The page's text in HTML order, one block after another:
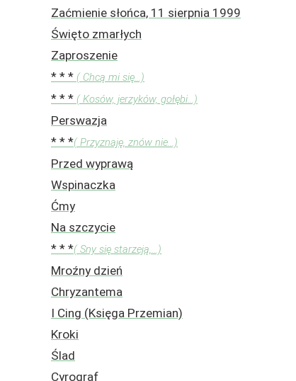
Zaćmienie słońca, 11 sierpnia 1999
Święto zmarłych
Zaproszenie
* * * ( Chcą mi się...)
* * * ( Kosów, jerzyków, gołębi...)
Perswazja
* * *( Przyznaję, znów nie...)
Przed wyprawą
Wspinaczka
Ćmy
Na szczycie
* * *( Sny się starzeją,...)
Mroźny dzień
Chryzantema
I Cing (Księga Przemian)
Kroki
Ślad
Cyrograf